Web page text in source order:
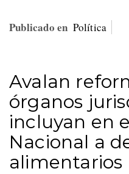
Publicado en Política
Avalan
órganos
incluyan en
Nacional a
alimentarios